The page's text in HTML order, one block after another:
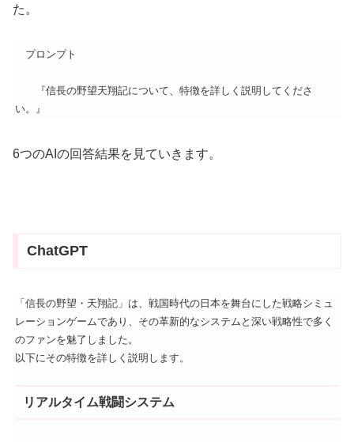
た。
プロンプト
『信長の野望天翔記について、特徴を詳しく説明してくださ
い。』
6つのAIの回答結果を見ていきます。
ChatGPT
「信長の野望・天翔記」は、戦国時代の日本を舞台にした戦略シミュ
レーションゲームであり、その革新的なシステムと深い戦略性で多く
のファンを魅了しました。
以下にその特徴を詳しく説明します。
リアルタイム戦闘システム